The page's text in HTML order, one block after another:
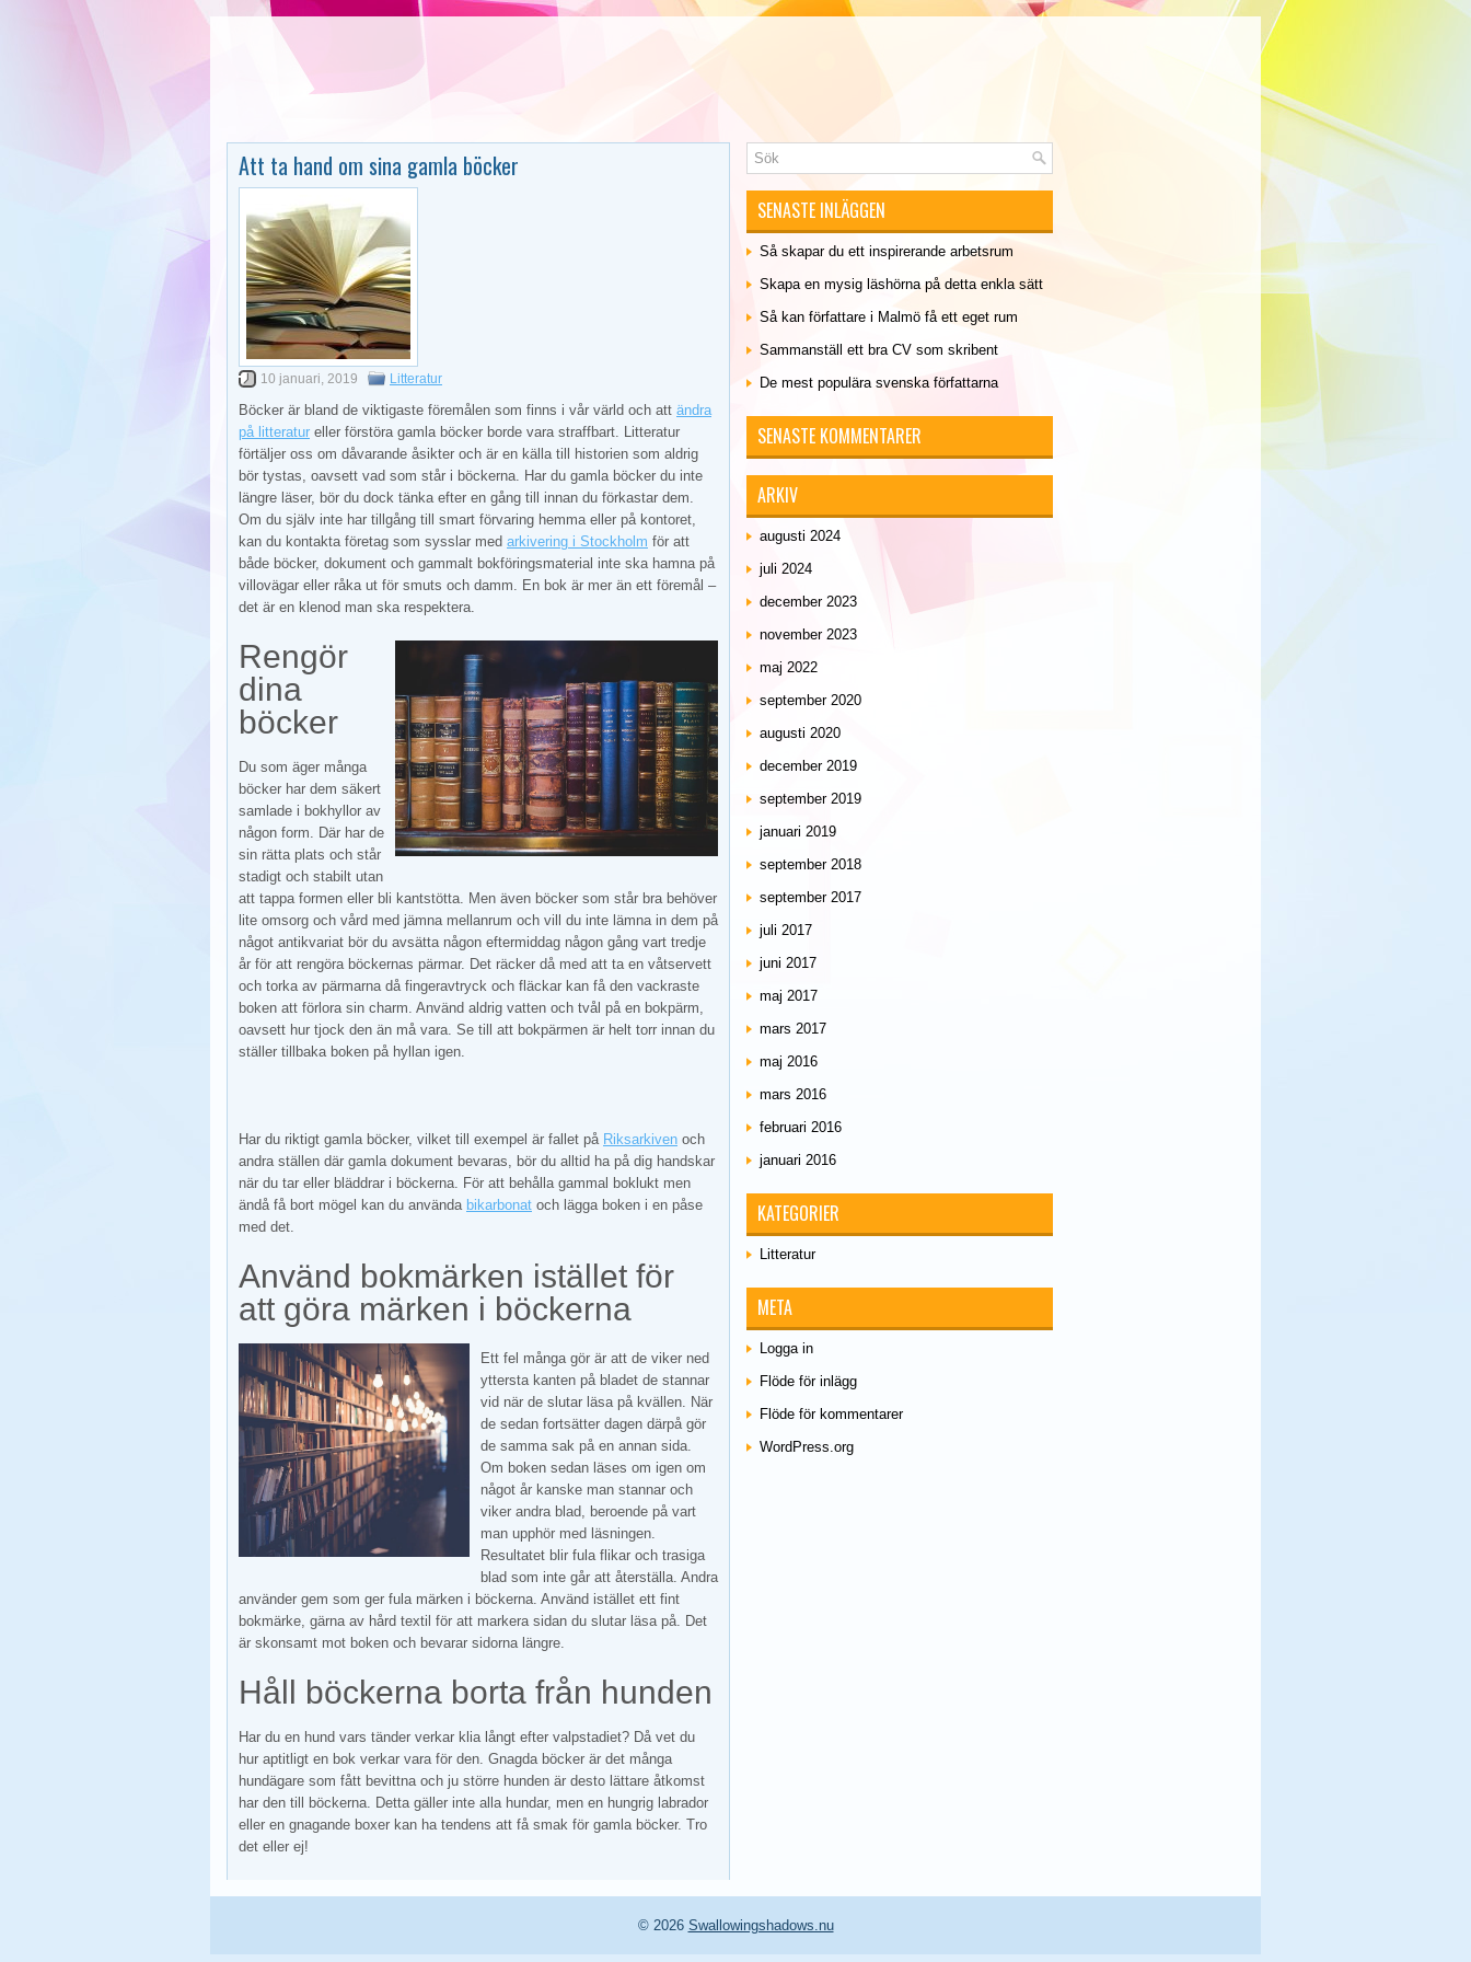
Att ta hand om sina gamla böcker
10 januari, 2019 Litteratur
Böcker är bland de viktigaste föremålen som finns i vår värld och att ändra
på litteratur eller förstöra gamla böcker borde vara straffbart. Litteratur
förtäljer oss om dåvarande åsikter och är en källa till historien som aldrig
bör tystas, oavsett vad som står i böckerna. Har du gamla böcker du inte
längre läser, bör du dock tänka efter en gång till innan du förkastar dem.
Om du själv inte har tillgång till smart förvaring hemma eller på kontoret,
kan du kontakta företag som sysslar med arkivering i Stockholm för att
både böcker, dokument och gammalt bokföringsmaterial inte ska hamna på
villovägar eller råka ut för smuts och damm. En bok är mer än ett föremål –
det är en klenod man ska respektera.
Rengör
dina
böcker
Du som äger många
böcker har dem säkert
samlade i bokhyllor av
någon form. Där har de
sin rätta plats och står
stadigt och stabilt utan
att tappa formen eller bli kantstötta. Men även böcker som står bra behöver
lite omsorg och vård med jämna mellanrum och vill du inte lämna in dem på
något antikvariat bör du avsätta någon eftermiddag någon gång vart tredje
år för att rengöra böckernas pärmar. Det räcker då med att ta en våtservett
och torka av pärmarna då fingeravtryck och fläckar kan få den vackraste
boken att förlora sin charm. Använd aldrig vatten och tvål på en bokpärm,
oavsett hur tjock den än må vara. Se till att bokpärmen är helt torr innan du
ställer tillbaka boken på hyllan igen.
Har du riktigt gamla böcker, vilket till exempel är fallet på Riksarkiven och
andra ställen där gamla dokument bevaras, bör du alltid ha på dig handskar
när du tar eller bläddrar i böckerna. För att behålla gammal boklukt men
ändå få bort mögel kan du använda bikarbonat och lägga boken i en påse
med det.
Använd bokmärken istället för
att göra märken i böckerna
Ett fel många gör är att de viker ned
yttersta kanten på bladet de stannar
vid när de slutar läsa på kvällen. När
de sedan fortsätter dagen därpå gör
de samma sak på en annan sida.
Om boken sedan läses om igen om
något år kanske man stannar och
viker andra blad, beroende på vart
man upphör med läsningen.
Resultatet blir fula flikar och trasiga
blad som inte går att återställa. Andra
använder gem som ger fula märken i böckerna. Använd istället ett fint
bokmärke, gärna av hård textil för att markera sidan du slutar läsa på. Det
är skonsamt mot boken och bevarar sidorna längre.
Håll böckerna borta från hunden
Har du en hund vars tänder verkar klia långt efter valpstadiet? Då vet du
hur aptitligt en bok verkar vara för den. Gnagda böcker är det många
hundägare som fått bevittna och ju större hunden är desto lättare åtkomst
har den till böckerna. Detta gäller inte alla hundar, men en hungrig labrador
eller en gnagande boxer kan ha tendens att få smak för gamla böcker. Tro
det eller ej!
SENASTE INLÄGGEN
Så skapar du ett inspirerande arbetsrum
Skapa en mysig läshörna på detta enkla sätt
Så kan författare i Malmö få ett eget rum
Sammanställ ett bra CV som skribent
De mest populära svenska författarna
SENASTE KOMMENTARER
ARKIV
augusti 2024
juli 2024
december 2023
november 2023
maj 2022
september 2020
augusti 2020
december 2019
september 2019
januari 2019
september 2018
september 2017
juli 2017
juni 2017
maj 2017
mars 2017
maj 2016
mars 2016
februari 2016
januari 2016
KATEGORIER
Litteratur
META
Logga in
Flöde för inlägg
Flöde för kommentarer
WordPress.org
© 2026 Swallowingshadows.nu